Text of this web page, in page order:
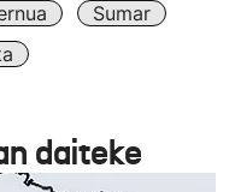
Sumar
daiteke